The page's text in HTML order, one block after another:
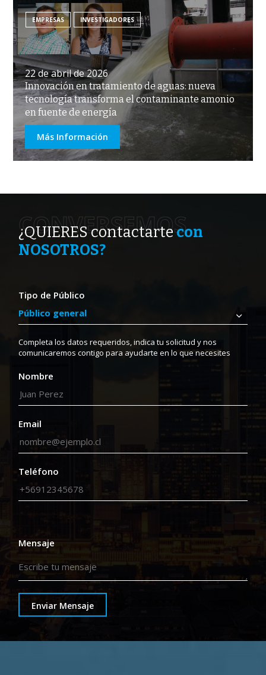
EMPRESAS INVESTIGADORES
22 de abril de 2026
Innovación en tratamiento de aguas: nueva
tecnología transforma el contaminante amonio
en fuente de energía
Más Información
CONVERSEMOS
¿QUIERES contactartecon
NOSOTROS?
Tipo de Público
Completa los datos requeridos, indica tu solicitud y nos
comunicaremos contigo para ayudarte en lo que necesites
Nombre
Email
Teléfono
Mensaje